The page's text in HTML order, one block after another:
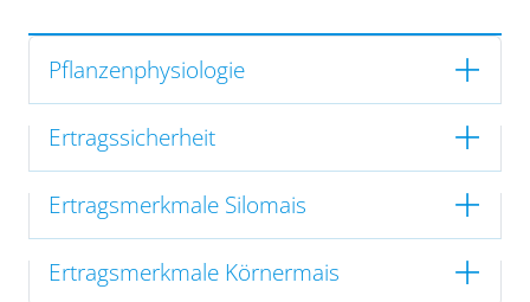
Pflanzenphysiologie
Ertragssicherheit
Ertragsmerkmale Silomais
Ertragsmerkmale Körnermais